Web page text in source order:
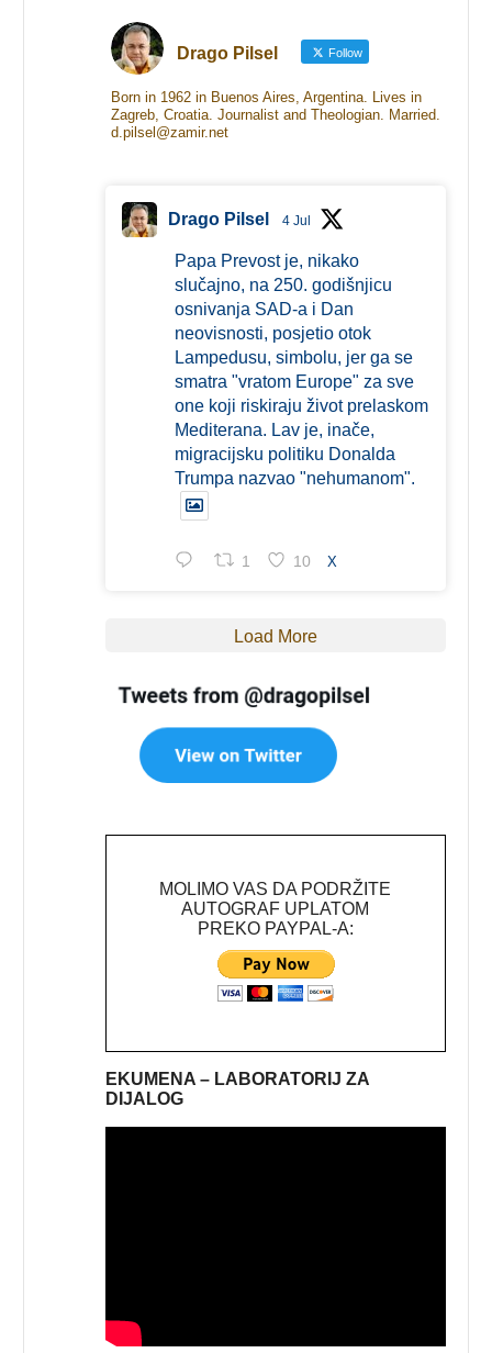
Drago Pilsel Follow
Born in 1962 in Buenos Aires, Argentina. Lives in
Zagreb, Croatia. Journalist and Theologian. Married.
d.pilsel@zamir.net
Drago Pilsel 4 Jul
Papa Prevost je, nikako
slučajno, na 250. godišnjicu
osnivanja SAD-a i Dan
neovisnosti, posjetio otok
Lampedusu, simbolu, jer ga se
smatra "vratom Europe" za sve
one koji riskiraju život prelaskom
Mediterana. Lav je, inače,
migracijsku politiku Donalda
Trumpa nazvao "nehumanom".
1 10 X
Load More
MOLIMO VAS DA PODRŽITE
AUTOGRAF UPLATOM
PREKO PAYPAL-A:
EKUMENA – LABORATORIJ ZA
DIJALOG